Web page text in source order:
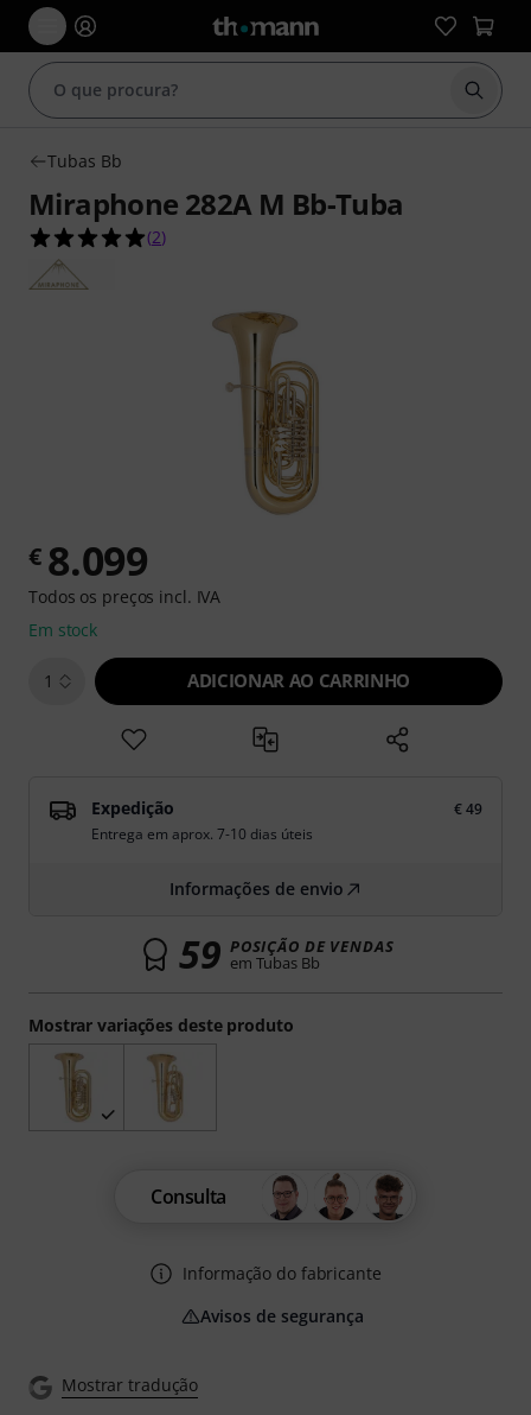
Iniciar
Tubas Bb
Miraphone 282A M Bb-Tuba
5.0 de 5 estrelas de 2 avaliações de clientes
(2)
Mostrar tradução
Mostrar variações deste produto
€ 8.099
Todos os preços incl. IVA
Em stock
1 ADICIONAR AO CARRINHO
Expedição
€ 49
Entrega em aprox. 7-10 dias úteis
Informações de envio
59 POSIÇÃO DE VENDAS
em Tubas Bb
Consulta
Informação do fabricante
Avisos de segurança